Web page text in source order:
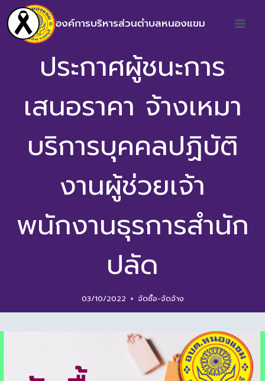
องค์การบริหารส่วนตำบลหนองแขม
ประกาศผู้ชนะการ
เสนอราคา จ้างเหมา
บริการบุคคลปฏิบัติ
งานผู้ช่วยเจ้า
พนักงานธุรการสำนัก
ปลัด
03/10/2022 จัดซื้อ-จัดจ้าง